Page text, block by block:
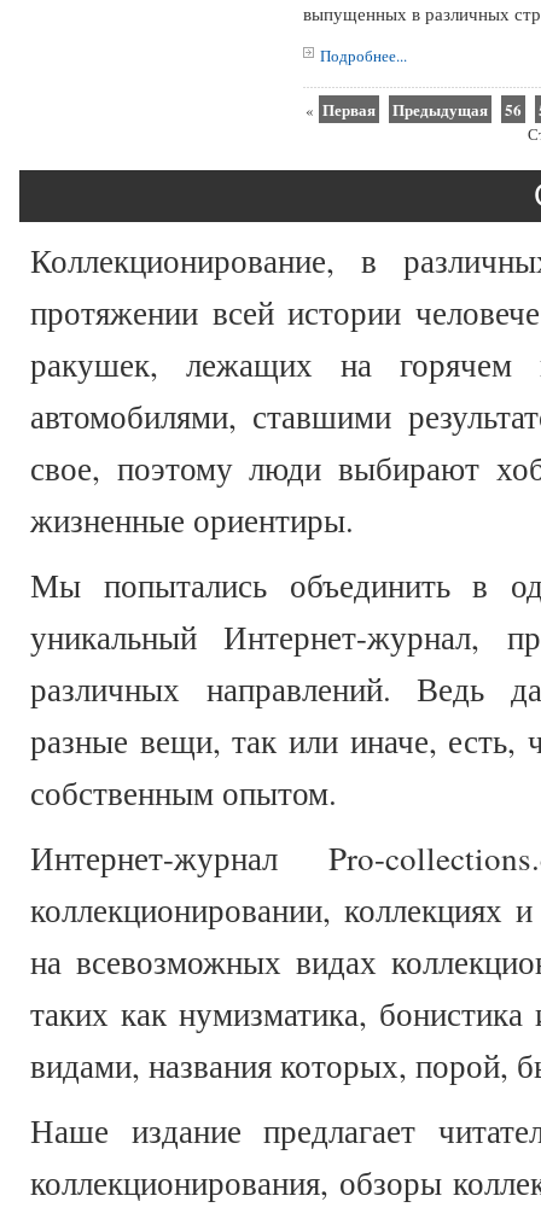
выпущенных в различных
Подробнее...
« Первая Предыдущая 56
Коллекционирование, в
протяжении всей истории
ракушек, лежащих на горячем
автомобилями, ставшими
свое, поэтому люди выбирают
жизненные ориентиры.
Мы попытались объединить в
уникальный Интернет-журнал,
различных направлений. Ведь
разные вещи, так или иначе, есть,
собственным опытом.
Интернет-журнал Pro-
коллекционировании, коллекциях
на всевозможных видах
таких как нумизматика,
видами, названия которых, порой,
Наше издание предлагает
коллекционирования, обзоры